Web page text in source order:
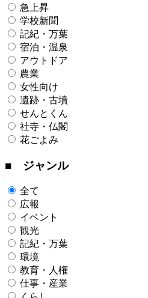
急上昇
学校新聞
記紀・万葉
宿泊・温泉
アウトドア
農業
女性向け
遺跡・古墳
せんとくん
社寺・仏閣
花ごよみ
■ ジャンル
全て
広報
イベント
観光
記紀・万葉
環境
教育・人権
仕事・産業